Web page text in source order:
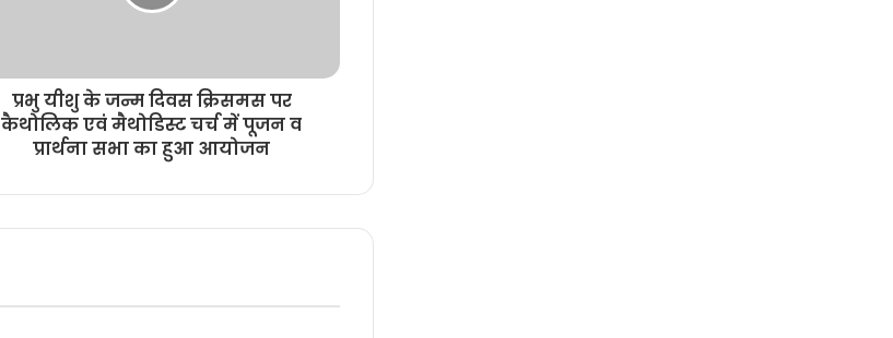
प्रभु यीशु के जन्म दिवस क्रिसमस पर
कैथोलिक एवं मैथोडिस्ट चर्च में पूजन व
प्रार्थना सभा का हुआ आयोजन